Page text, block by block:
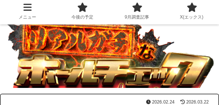
2026.02.24 2026.03.22
メニュー 今後の予定 9月調査記事 X(エックス)